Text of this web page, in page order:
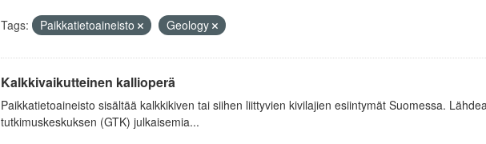
Tags: Paikkatietoaineisto Geology
Kalkkivaikutteinen kallioperä
Paikkatietoaineisto sisältää kalkkikiven tai siihen liittyvien kivilajien esiintymät Suomessa.
tutkimuskeskuksen (GTK) julkaisemia...